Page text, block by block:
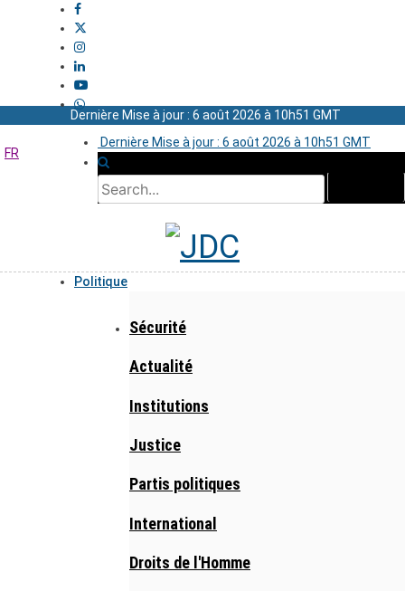
Dernière Mise à jour : 6 août 2026 à 10h51 GMT
Dernière Mise à jour : 6 août 2026 à 10h51 GMT
FR
Politique
Sécurité
Actualité
Institutions
Justice
Partis politiques
International
Droits de l'Homme